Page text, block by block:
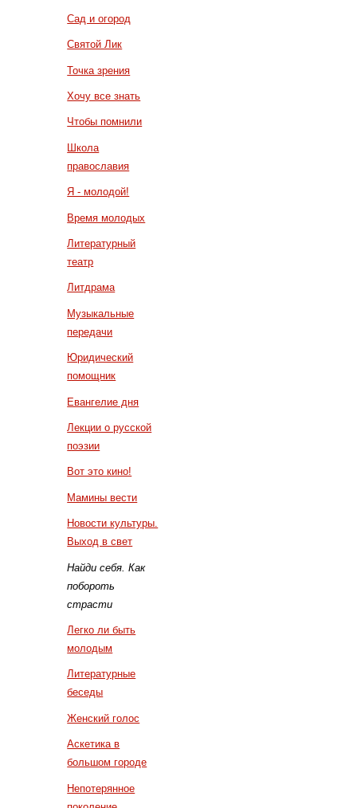
Сад и огород
Святой Лик
Точка зрения
Хочу все знать
Чтобы помнили
Школа
православия
Я - молодой!
Время молодых
Литературный
театр
Литдрама
Музыкальные
передачи
Юридический
помощник
Евангелие дня
Лекции о русской
поэзии
Вот это кино!
Мамины вести
Новости культуры.
Выход в свет
Найди себя. Как
побороть
страсти
Легко ли быть
молодым
Литературные
беседы
Женский голос
Аскетика в
большом городе
Непотерянное